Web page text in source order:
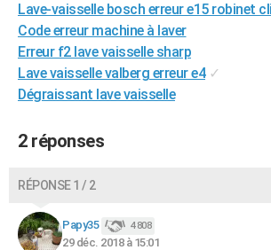
Carte de Noël
Carte Bonne année
Carte Saint-Valentin
Carte Pâques
Carte d'anniversaire
DICTIONNAIRE
Dictionnaire
Biographies
Citations
Expressions
Proverbes
COPAINS D'AVANT
S'inscrire
Se connecter
Lycées
Collèges
Primaires
Universités
Entreprises
Service militaire
Avis de recherche
AVIS DE DÉCÈS
Lave-vaisselle bosch erreur e15 robinet
Code erreur machine à laver
Erreur f2 lave vaisselle sharp
Lave vaisselle valberg erreur e4 ✓
Dégraissant lave vaisselle
2 réponses
RÉPONSE 1 / 2
Papy35 4 808
29 déc. 2018 à 15:01